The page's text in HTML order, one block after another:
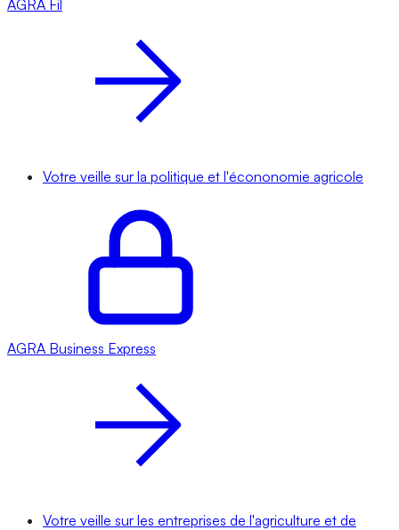
AGRA Fil
Votre veille sur la politique et l'écononomie agricole
AGRA Business Express
Votre veille sur les entreprises de l'agriculture et de